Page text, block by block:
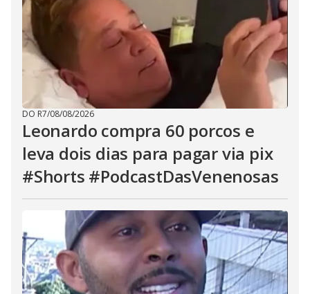
DO R7/08/08/2026
Leonardo compra 60 porcos e
leva dois dias para pagar via pix
#Shorts #PodcastDasVenenosas